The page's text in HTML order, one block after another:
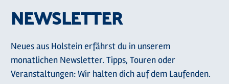
NEWSLETTER
Neues aus Holstein erfährst du in unserem
monatlichen Newsletter. Tipps, Touren oder
Veranstaltungen: Wir halten dich auf dem Laufenden.